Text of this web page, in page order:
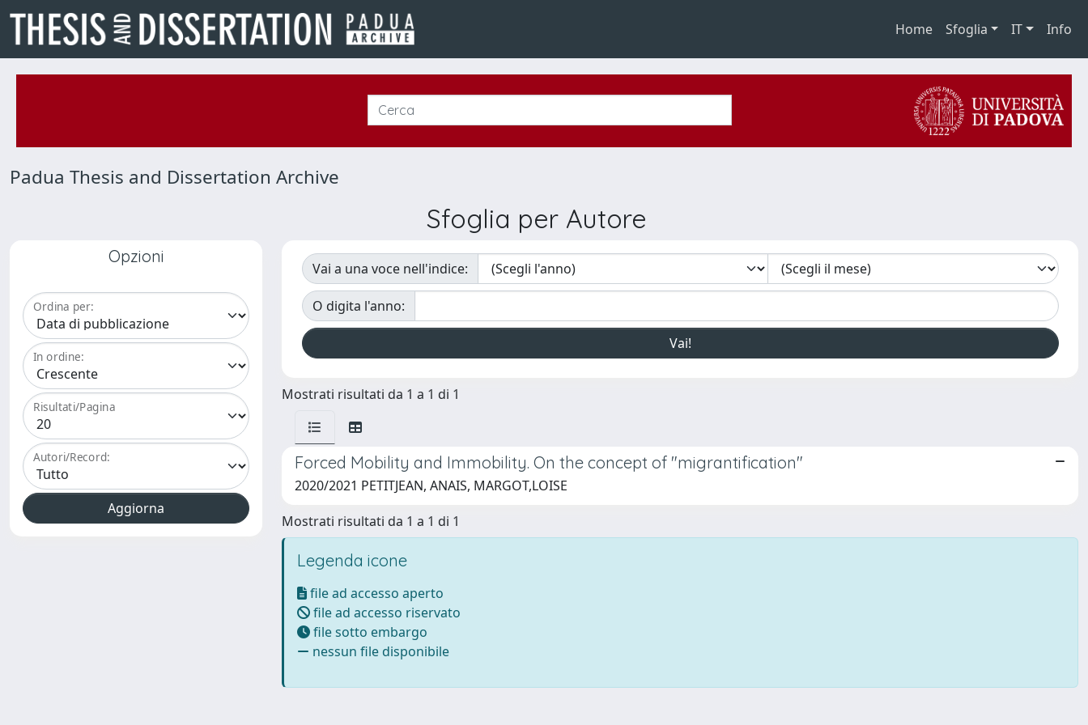
Home Sfoglia IT Info
Padua Thesis and Dissertation Archive
Sfoglia per Autore
Opzioni
Ordina per:
In ordine:
Risultati/Pagina
Autori/Record:
Vai a una voce nell'indice:
O digita l'anno:
Mostrati risultati da 1 a 1 di 1
Forced Mobility and Immobility. On the concept of "migrantification"
2020/2021 PETITJEAN, ANAIS, MARGOT,LOISE
Mostrati risultati da 1 a 1 di 1
Legenda icone
file ad accesso aperto
file ad accesso riservato
file sotto embargo
nessun file disponibile